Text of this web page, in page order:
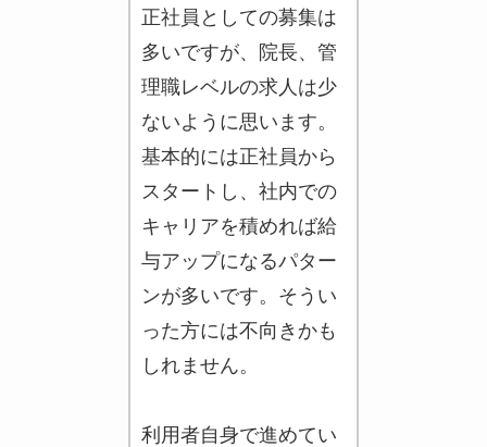
正社員としての募集は
多いですが、院長、管
理職レベルの求人は少
ないように思います。
基本的には正社員から
スタートし、社内での
キャリアを積めれば給
与アップになるパター
ンが多いです。そうい
った方には不向きかも
しれません。
利用者自身で進めてい